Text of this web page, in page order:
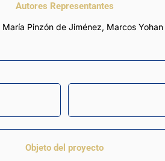
Autores Representantes
María Pinzón de Jiménez, Marcos
Objeto del proyecto